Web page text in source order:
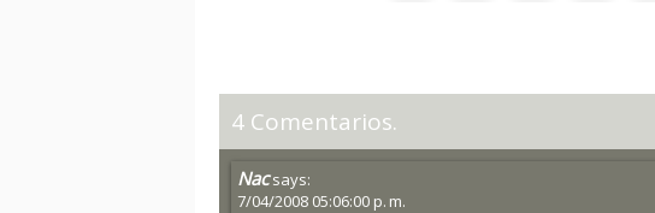
4 Comentarios.
Nac says:
7/04/2008 05:06:00 p. m.